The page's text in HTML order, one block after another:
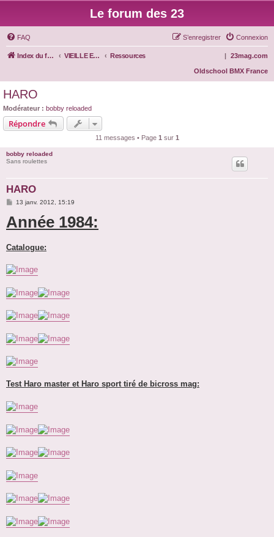
Le forum des 23
FAQ Connexion
S’enregistrer
Index du forum VIEILLE ECOLE Ressources 23mag.com
|
Oldschool BMX France
HARO
Modérateur : bobby reloaded
Répondre
11 messages • Page 1 sur 1
bobby reloaded
Sans roulettes
HARO
M
s
s
a
e
13 janv. 2012, 15:19
Année 1984:
Catalogue:
Test Haro master et Haro sport tiré de bicross mag: